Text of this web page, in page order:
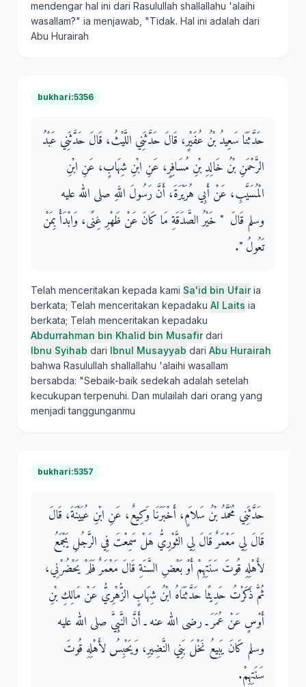
mendengar hal ini dari Rasulullah shallallahu 'alaihi
wasallam?" ia menjawab, "Tidak. Hal ini adalah dari
Abu Hurairah
bukhari:5356
حَدَّثَنَا سَعِيدُ بْنُ عُفَيْرٍ، قَالَ حَدَّثَنِي اللَّيْثُ، قَالَ حَدَّثَنِي عَبْدُ
الرَّحْمَنِ بْنُ خَالِدِ بْنِ مُسَافِرٍ، عَنِ ابْنِ شِهَابٍ، عَنِ ابْنِ
الْمُسَيَّبِ، عَنْ أَبِي هُرَيْرَةَ، أَنَّ رَسُولَ اللَّهِ صلى الله عليه
وسلم قَالَ ‏ "‏ خَيْرُ الصَّدَقَةِ مَا كَانَ عَنْ ظَهْرِ غِنًى، وَابْدَأْ بِمَنْ
تَعُولُ ‏"‏‏.‏
Telah menceritakan kepada kami Sa'id bin Ufairia
berkata; Telah menceritakan kepadaku Al Laits ia
berkata; Telah menceritakan kepadaku
Abdurrahman bin Khalid bin Musafirdari
Ibnu Syihab dari Ibnul Musayyab dari Abu Hurairah
bahwa Rasulullah shallallahu 'alaihi wasallam
bersabda: "Sebaik-baik sedekah adalah setelah
kecukupan terpenuhi. Dan mulailah dari orang yang
menjadi tanggunganmu
bukhari:5357
حَدَّثَنِي مُحَمَّدُ بْنُ سَلاَمٍ، أَخْبَرَنَا وَكِيعٌ، عَنِ ابْنِ عُيَيْنَةَ، قَالَ
قَالَ لِي مَعْمَرٌ قَالَ لِي الثَّوْرِيُّ هَلْ سَمِعْتَ فِي الرَّجُلِ يَجْمَعُ
لأَهْلِهِ قُوتَ سَنَتِهِمْ أَوْ بَعْضِ السَّنَةِ قَالَ مَعْمَرٌ فَلَمْ يَحْضُرْنِي،
ثُمَّ ذَكَرْتُ حَدِيثًا حَدَّثَنَاهُ ابْنُ شِهَابٍ الزُّهْرِيُّ عَنْ مَالِكِ بْنِ
أَوْسٍ عَنْ عُمَرَ ـ رضى الله عنه ـ أَنَّ النَّبِيَّ صلى الله عليه
وسلم كَانَ يَبِيعُ نَخْلَ بَنِي النَّضِيرِ، وَيَحْبِسُ لأَهْلِهِ قُوتَ
سَنَتِهِمْ‏.‏